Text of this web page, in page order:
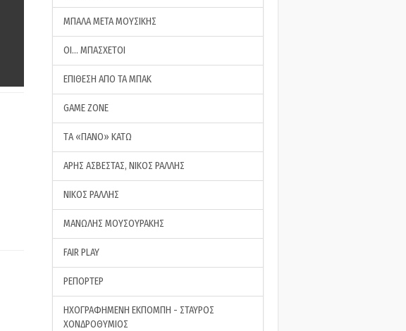
ΜΠΑΛΑ ΜΕΤΑ ΜΟΥΣΙΚΗΣ
ΟΙ… ΜΠΑΣΧΕΤΟΙ
ΕΠΙΘΕΣΗ ΑΠΟ ΤΑ ΜΠΑΚ
GAME ZONE
ΤA «ΠΑΝΟ» ΚΑΤΩ
ΑΡΗΣ ΑΣΒΕΣΤΑΣ, ΝΙΚΟΣ ΡΑΛΛΗΣ
ΝΙΚΟΣ ΡΑΛΛΗΣ
ΜΑΝΩΛΗΣ ΜΟΥΣΟΥΡΑΚΗΣ
FAIR PLAY
ΡΕΠΟΡΤΕΡ
ΗΧΟΓΡΑΦΗΜΕΝΗ ΕΚΠΟΜΠΗ - ΣΤΑΥΡΟΣ
ΧΟΝΔΡΟΘΥΜΙΟΣ